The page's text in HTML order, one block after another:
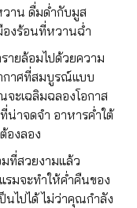
วาน ดื่มด่ำกับมูส
องร้อนที่หวานฉ่ำ
ยล้อมไปด้วยความ
กาศที่สมบูรณ์แบบ
ะเฉลิมฉลองโอกาส
าจดจำ อาหารค่ำใต้
องลอง
ที่สวยงามแล้ว
รมจะทำให้ค่ำคืนของ
ไปได้ ไม่ว่าคุณกำลัง